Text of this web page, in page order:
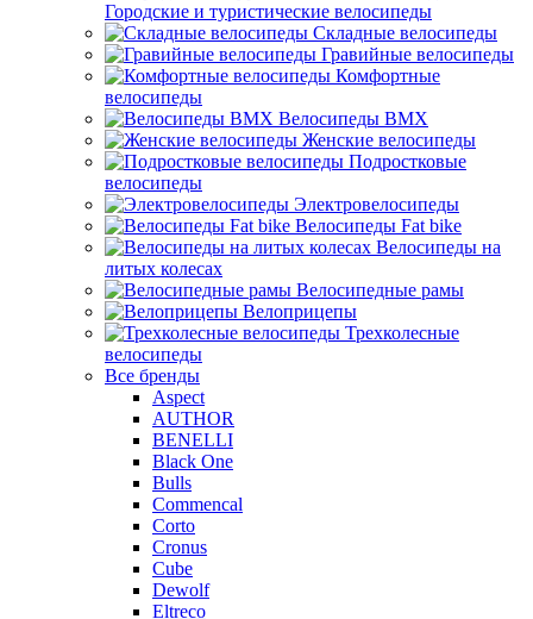
Городские и туристические велосипеды
Складные велосипеды
Гравийные велосипеды
Комфортные
велосипеды
Велосипеды BMX
Женские велосипеды
Подростковые
велосипеды
Электровелосипеды
Велосипеды Fat bike
Велосипеды на
литых колесах
Велосипедные рамы
Велоприцепы
Трехколесные
велосипеды
Все бренды
Aspect
AUTHOR
BENELLI
Black One
Bulls
Commencal
Corto
Cronus
Cube
Dewolf
Eltreco